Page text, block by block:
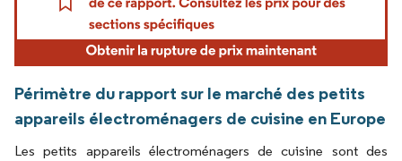
Périmètre du rapport sur le marché des petits
appareils électroménagers de cuisine en Europe
Les petits appareils électroménagers de cuisine sont des